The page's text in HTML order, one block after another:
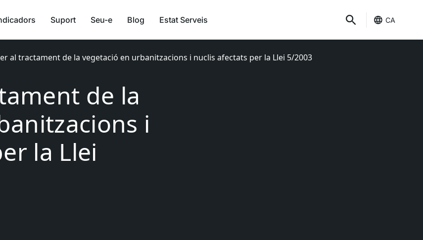
Suport Seu-e Blog Estat Serveis CA
al tractament de la vegetació en urbanitzacions i nuclis afectats per la Llei 5/2003
de la
i
la Llei